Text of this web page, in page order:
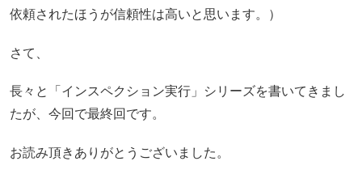
依頼されたほうが信頼性は高いと思います。）
さて、
長々と「インスペクション実行」シリーズを書いてきまし
たが、今回で最終回です。
お読み頂きありがとうございました。